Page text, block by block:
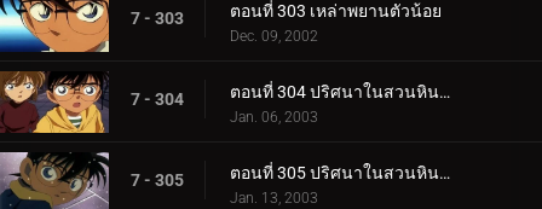
7 - 303 ตอนที่ 303 เหล่าพยานตัวน้อย
Dec. 09, 2002
7 - 304 ตอนที่ 304 ปริศนาในสวนหินน้ำไหล (ตอนแรก)
Jan. 06, 2003
7 - 305 ตอนที่ 305 ปริศนาในสวนหินน้ำไหล (ตอนจบ)
Jan. 13, 2003